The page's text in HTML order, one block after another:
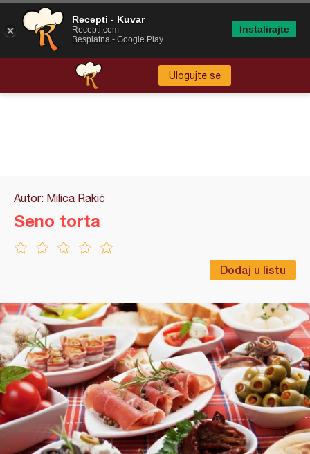
Ulogujte se
Autor: Milica Rakić
Dodaj u listu
Seno torta
Recepti - Kuvar
Recepti.com
Besplatna - Google Play
Instalirajte